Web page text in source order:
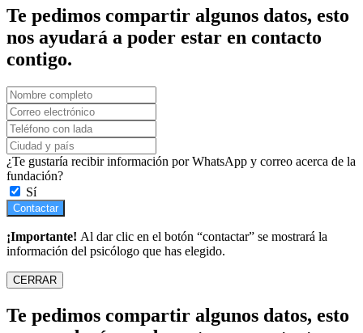
Te pedimos compartir algunos datos, esto
nos ayudará a poder estar en contacto
contigo.
¿Te gustaría recibir información por WhatsApp y correo acerca de la
fundación?
Sí
Contactar
¡Importante! Al dar clic en el botón “contactar” se mostrará la
información del psicólogo que has elegido.
CERRAR
Te pedimos compartir algunos datos, esto